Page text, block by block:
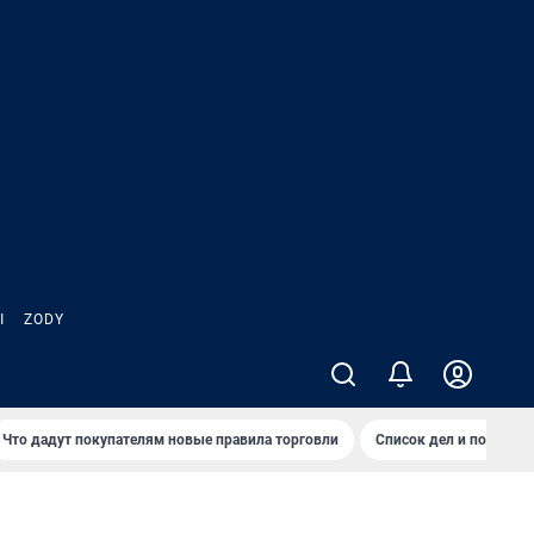
ZODY
Что дадут покупателям новые правила торговли Список дел и покупок